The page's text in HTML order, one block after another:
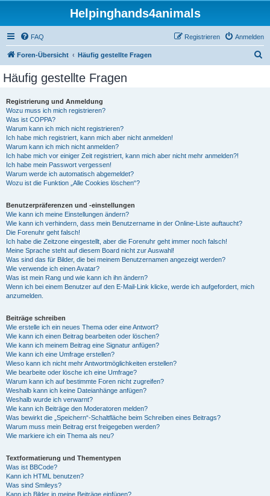
Helpinghands4animals
FAQ Anmelden
Registrieren
Foren-Übersicht Häufig gestellte Fragen
Häufig gestellte Fragen
Registrierung und Anmeldung
Wozu muss ich mich registrieren?
Was ist COPPA?
Warum kann ich mich nicht registrieren?
Ich habe mich registriert, kann mich aber nicht anmelden!
Warum kann ich mich nicht anmelden?
Ich habe mich vor einiger Zeit registriert, kann mich aber nicht mehr anmelden?!
Ich habe mein Passwort vergessen!
Warum werde ich automatisch abgemeldet?
Wozu ist die Funktion „Alle Cookies löschen“?
Benutzerpräferenzen und -einstellungen
Wie kann ich meine Einstellungen ändern?
Wie kann ich verhindern, dass mein Benutzername in der Online-Liste auftaucht?
Die Forenuhr geht falsch!
Ich habe die Zeitzone eingestellt, aber die Forenuhr geht immer noch falsch!
Meine Sprache steht auf diesem Board nicht zur Auswahl!
Was sind das für Bilder, die bei meinem Benutzernamen angezeigt werden?
Wie verwende ich einen Avatar?
Was ist mein Rang und wie kann ich ihn ändern?
Wenn ich bei einem Benutzer auf den E-Mail-Link klicke, werde ich aufgefordert, mich
anzumelden.
Beiträge schreiben
Wie erstelle ich ein neues Thema oder eine Antwort?
Wie kann ich einen Beitrag bearbeiten oder löschen?
Wie kann ich meinem Beitrag eine Signatur anfügen?
Wie kann ich eine Umfrage erstellen?
Wieso kann ich nicht mehr Antwortmöglichkeiten erstellen?
Wie bearbeite oder lösche ich eine Umfrage?
Warum kann ich auf bestimmte Foren nicht zugreifen?
Weshalb kann ich keine Dateianhänge anfügen?
Weshalb wurde ich verwarnt?
Wie kann ich Beiträge den Moderatoren melden?
Was bewirkt die „Speichern“-Schaltfläche beim Schreiben eines Beitrags?
Warum muss mein Beitrag erst freigegeben werden?
Wie markiere ich ein Thema als neu?
Textformatierung und Thementypen
Was ist BBCode?
Kann ich HTML benutzen?
Was sind Smileys?
Kann ich Bilder in meine Beiträge einfügen?